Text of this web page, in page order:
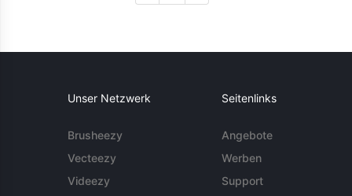
Unser Netzwerk
Brusheezy
Vecteezy
Videezy
Seitenlinks
Angebote
Werben
Support